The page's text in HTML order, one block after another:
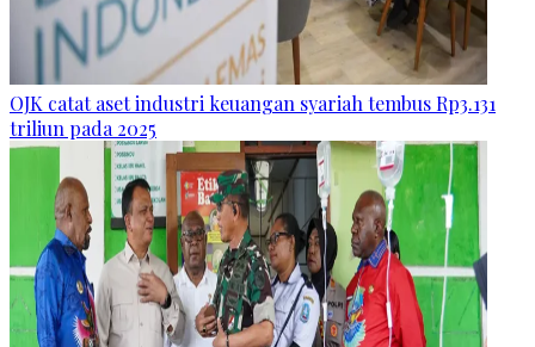
OJK catat aset industri keuangan syariah tembus Rp3.131
triliun pada 2025